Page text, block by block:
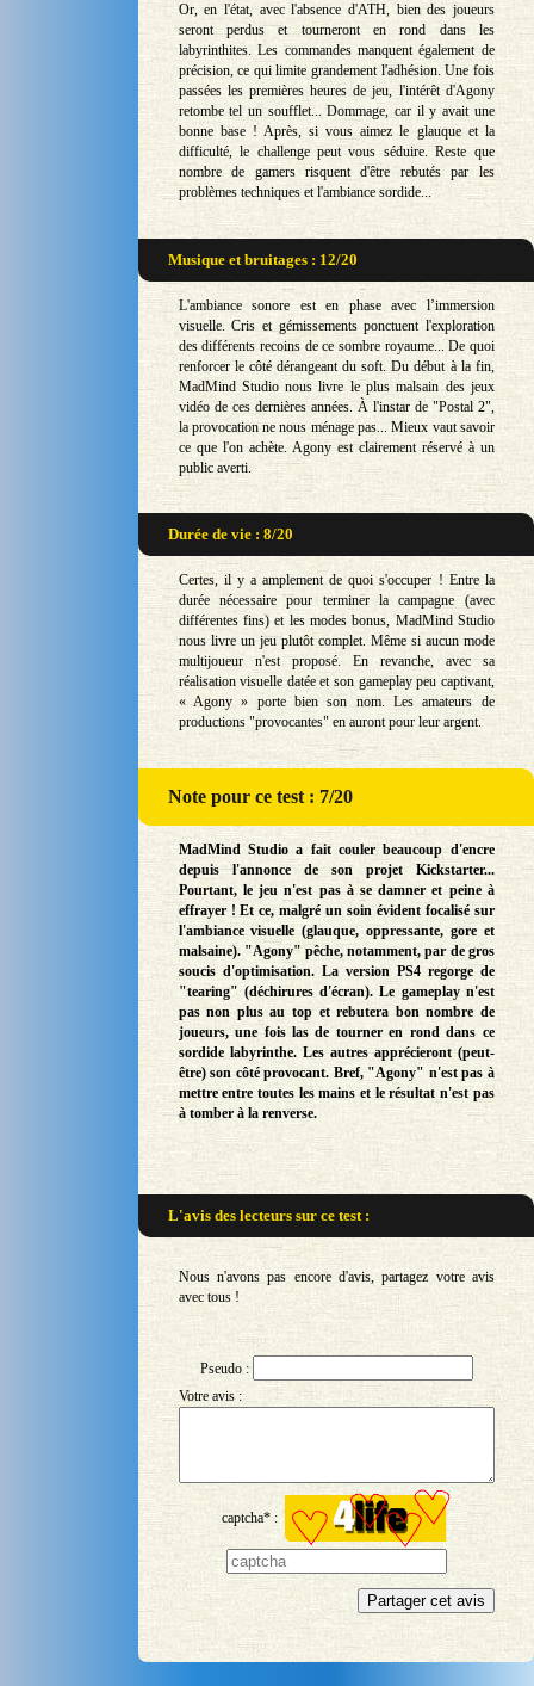
Or, en l'état, avec l'absence d'ATH, bien des joueurs
seront perdus et tourneront en rond dans les
labyrinthites. Les commandes manquent également de
précision, ce qui limite grandement l'adhésion. Une fois
passées les premières heures de jeu, l'intérêt d'Agony
retombe tel un soufflet... Dommage, car il y avait une
bonne base ! Après, si vous aimez le glauque et la
difficulté, le challenge peut vous séduire. Reste que
nombre de gamers risquent d'être rebutés par les
problèmes techniques et l'ambiance sordide...
Musique et bruitages : 12/20
L'ambiance sonore est en phase avec l’immersion
visuelle. Cris et gémissements ponctuent l'exploration
des différents recoins de ce sombre royaume... De quoi
renforcer le côté dérangeant du soft. Du début à la fin,
MadMind Studio nous livre le plus malsain des jeux
vidéo de ces dernières années. À l'instar de "Postal 2",
la provocation ne nous ménage pas... Mieux vaut savoir
ce que l'on achète. Agony est clairement réservé à un
public averti.
Durée de vie : 8/20
Certes, il y a amplement de quoi s'occuper ! Entre la
durée nécessaire pour terminer la campagne (avec
différentes fins) et les modes bonus, MadMind Studio
nous livre un jeu plutôt complet. Même si aucun mode
multijoueur n'est proposé. En revanche, avec sa
réalisation visuelle datée et son gameplay peu captivant,
« Agony » porte bien son nom. Les amateurs de
productions "provocantes" en auront pour leur argent.
Notepour ce test : 7/20
MadMind Studio a fait couler beaucoup d'encre
depuis l'annonce de son projet Kickstarter...
Pourtant, le jeu n'est pas à se damner et peine à
effrayer ! Et ce, malgré un soin évident focalisé sur
l'ambiance visuelle (glauque, oppressante, gore et
malsaine). "Agony" pêche, notamment, par de gros
soucis d'optimisation. La version PS4 regorge de
"tearing" (déchirures d'écran). Le gameplay n'est
pas non plus au top et rebutera bon nombre de
joueurs, une fois las de tourner en rond dans ce
sordide labyrinthe. Les autres apprécieront (peut-
être) son côté provocant. Bref, "Agony" n'est pas à
mettre entre toutes les mains et le résultat n'est pas
à tomber à la renverse.
L'avis des lecteurs surce test :
Nous n'avons pas encore d'avis, partagez votre avis
avec tous !
Pseudo :
Votre avis :
captcha* :